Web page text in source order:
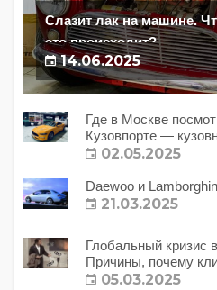
Слазит лак на машине.
это происходит?
14.06.2025
Где в Москве
Кузовпорте —
02.05.2025
Daewoo и
21.03.2025
Глобальный кризис
Причины, почему
с этим делать?
05.03.2025